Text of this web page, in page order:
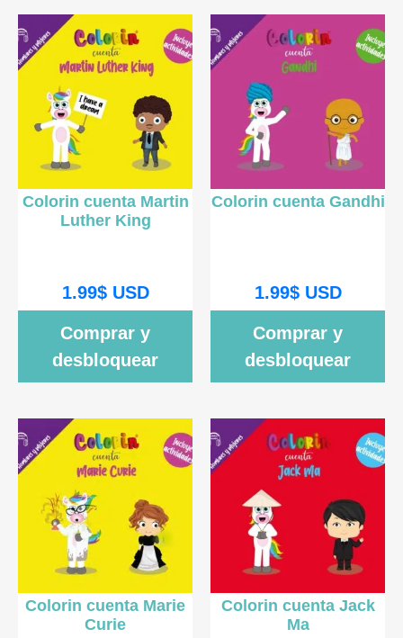
Colorin cuenta Martin
Luther King
1.99$USD
Comprar y
desbloquear
Colorin cuenta Gandhi
1.99$USD
Comprar y
desbloquear
Colorin cuenta Marie
Curie
Colorin cuenta Jack
Ma